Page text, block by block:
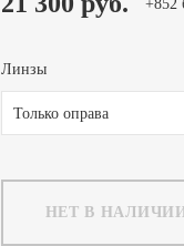
+852
Линзы
Только оправа
НЕТ В НАЛИЧИИ